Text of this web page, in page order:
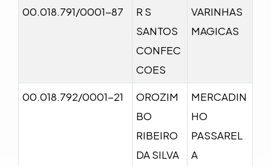
00.018.791/0001-87
R S
SANTOS
CONFEC
COES
VARINHAS
MAGICAS
00.018.792/0001-21
OROZIM
BO
RIBEIRO
DA SILVA
MERCADIN
HO
PASSAREL
A